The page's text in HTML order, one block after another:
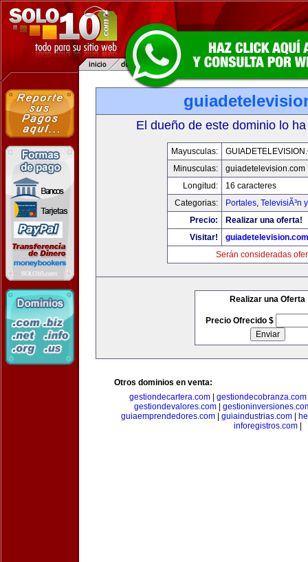
El dueño de este dominio lo
Mayusculas:
Minusculas:
guiadetelevision.com
Longitud:
16 caracteres
Categorias:
Portales, TelevisiÃ³n
Precio:
Realizar una oferta!
Visitar!
guiadetelevision.com
Serán consideradas
Realizar una Oferta
Precio Ofrecido $
Otros dominios en venta:
gestiondecartera.com| gestiondecobranza.com
gestiondevalores.com|
guiaemprendedores.com
guiaindustrias.com
inforegistros.com|